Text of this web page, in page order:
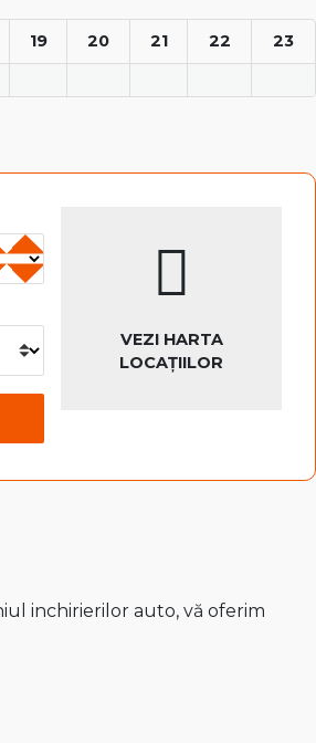
19 20 21 22 23
VEZI HARTA
LOCAȚIILOR
inchirierilor auto, vă oferim